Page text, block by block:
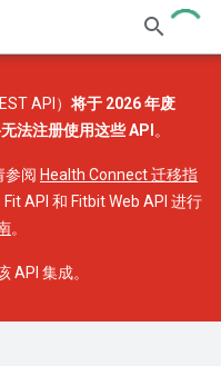
API） 将于 2026 年废
法注册使用这些 API 。
参阅 Health Connect 迁移指
API 和 Fitbit Web API 进行
。
API 集成。